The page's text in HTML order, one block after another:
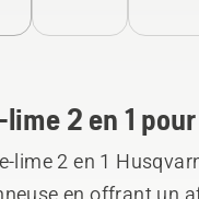
lime 2 en 1
lime 2 en 1
en offrant un